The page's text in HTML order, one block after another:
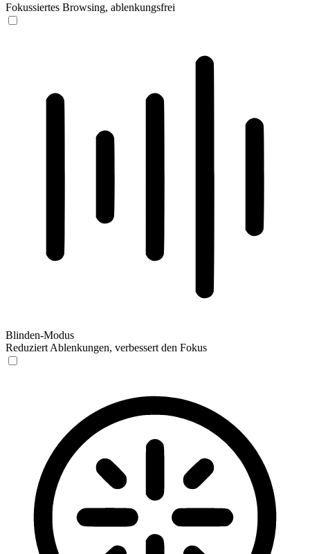
Fokussiertes Browsing, ablenkungsfrei
Blinden-Modus
Reduziert Ablenkungen, verbessert den Fokus